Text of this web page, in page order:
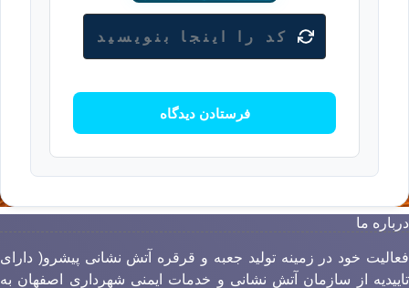
ما
خود در زمینه تولید جعبه و قرقره آتش نشانی پیشرو( دارای
از سازمان آتش نشانی و خدمات ایمنی شهرداری اصفهان به